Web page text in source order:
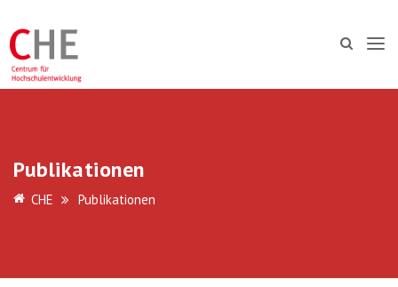
Publikationen
CHE Publikationen